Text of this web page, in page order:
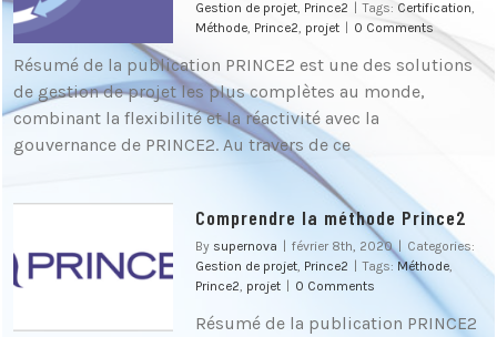
Gestion de projet, Prince2 Tags: Certification,
Méthode, Prince2, projet 0 Comments
Résumé de la publication PRINCE2 est une des solutions
de gestion de projet les plus complètes au monde,
combinant la flexibilité et la réactivité avec la
gouvernance de PRINCE2. Au travers de ce
Comprendre la méthode Prince2
By supernova février 8th, 2020
Categories:
Gestion de projet, Prince2 Tags: Méthode,
Prince2, projet 0 Comments
Résumé de la publication PRINCE2